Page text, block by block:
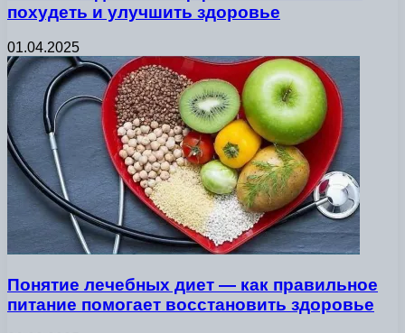
похудеть и улучшить здоровье
01.04.2025
Понятие лечебных диет — как правильное
питание помогает восстановить здоровье